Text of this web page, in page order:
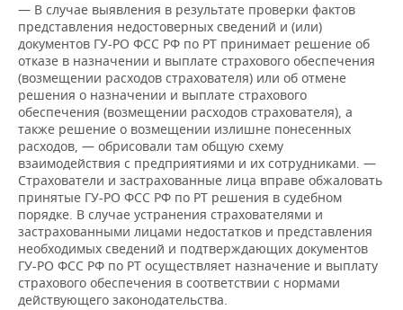
— В случае выявления в результате проверки фактов
представления недостоверных сведений и (или)
документов ГУ-РО ФСС РФ по РТ принимает решение об
отказе в назначении и выплате страхового обеспечения
(возмещении расходов страхователя) или об отмене
решения о назначении и выплате страхового
обеспечения (возмещении расходов страхователя), а
также решение о возмещении излишне понесенных
расходов, — обрисовали там общую схему
взаимодействия с предприятиями и их сотрудниками. —
Страхователи и застрахованные лица вправе обжаловать
принятые ГУ-РО ФСС РФ по РТ решения в судебном
порядке. В случае устранения страхователями и
застрахованными лицами недостатков и представления
необходимых сведений и подтверждающих документов
ГУ-РО ФСС РФ по РТ осуществляет назначение и выплату
страхового обеспечения в соответствии с нормами
действующего законодательства.